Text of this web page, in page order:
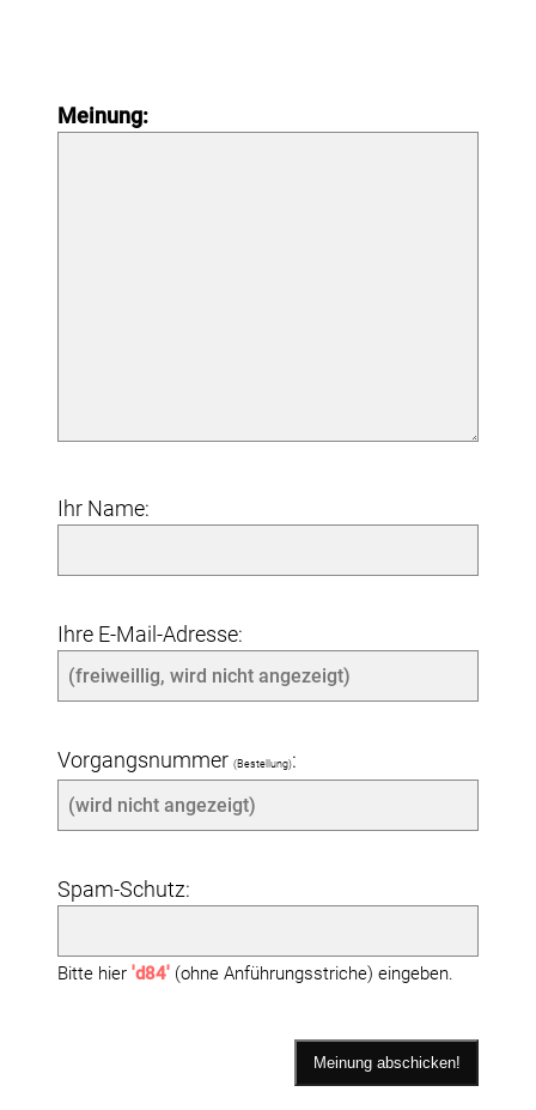
Meinung:
Ihr Name:
Ihre E-Mail-Adresse:
Vorgangsnummer (Bestellung):
Spam-Schutz:
Bitte hier 'd84' (ohne Anführungsstriche) eingeben.